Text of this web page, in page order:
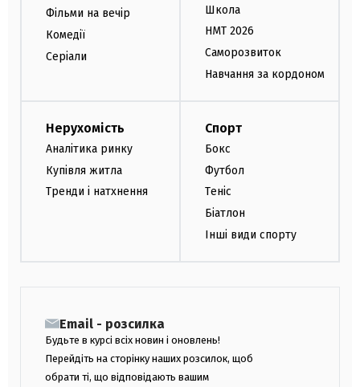
Фільми на вечір
Комедії
Серіали
Школа
НМТ 2026
Саморозвиток
Навчання за кордоном
Нерухомість
Аналітика ринку
Купівля житла
Тренди і натхнення
Спорт
Бокс
Футбол
Теніс
Біатлон
Інші види спорту
Email - розсилка
Будьте в курсі всіх новин і оновлень!
Перейдіть на сторінку наших розсилок, щоб
обрати ті, що відповідають вашим